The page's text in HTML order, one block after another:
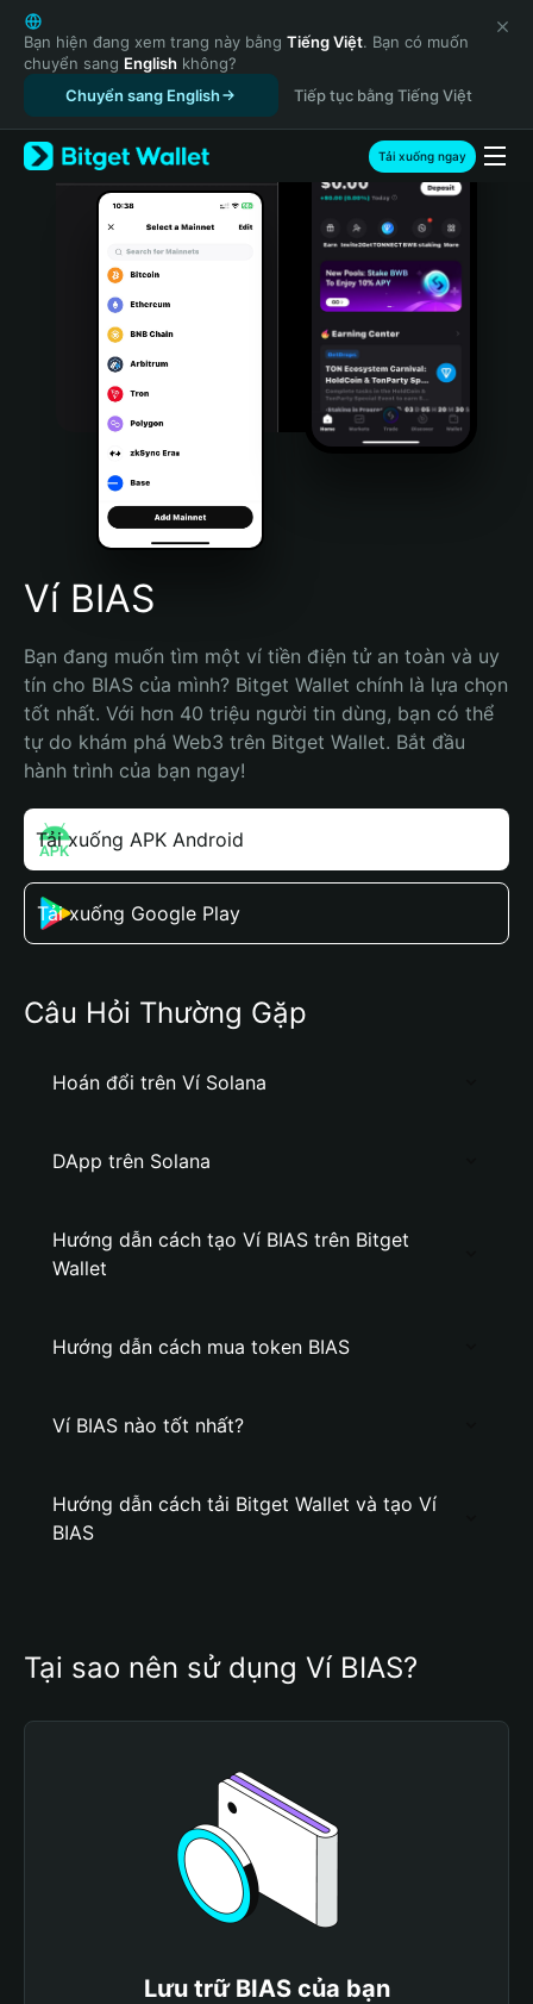
English
日本語
Tiếng Việt
Русский
Español (Latinoamérica)
Türkçe
Italiano
Português (Portugal)
Bahasa Indonesia
Português (Brasil)
Español (Argentina)
Bạn hiện đang xem trang này bằng Tiếng Việt. Bạn có muốn
chuyển sang English không?
Chuyển sang English
Tiếp tục bằng Tiếng Việt
Tải xuống ngay
Ví BIAS
Bạn đang muốn tìm một ví tiền điện tử an toàn và uy
tín cho BIAS của mình? Bitget Wallet chính là lựa chọn
tốt nhất. Với hơn 40 triệu người tin dùng, bạn có thể
tự do khám phá Web3 trên Bitget Wallet. Bắt đầu
hành trình của bạn ngay!
Tải xuống APK Android
Tải xuống Google Play
Câu Hỏi Thường Gặp
Hoán đổi trên Ví Solana
DApp trên Solana
Hướng dẫn cách tạo Ví BIAS trên Bitget
Wallet
Hướng dẫn cách mua token BIAS
Ví BIAS nào tốt nhất?
Hướng dẫn cách tải Bitget Wallet và tạo Ví
BIAS
Tại sao nên sử dụng Ví BIAS?
Lưu trữ BIAS của bạn